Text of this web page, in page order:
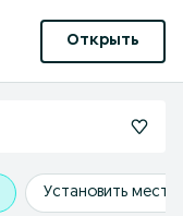
Открыть
Установить